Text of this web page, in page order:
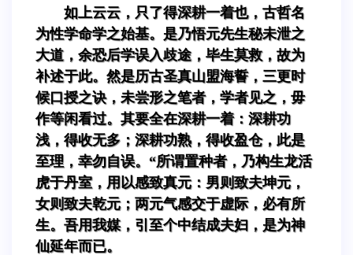
如上云云，只了得深耕一着也，古哲名
为性学命学之始基。是乃悟元先生秘未泄之
大道，余恐后学误入歧途，毕生莫救，故为
补述于此。然是历古圣真山盟海誓，三更时
候口授之诀，未尝形之笔者，学者见之，毋
作等闲看过。其要全在深耕一着：深耕功
浅，得收无多；深耕功熟，得收盈仓，此是
至理，幸勿自误。“所谓置种者，乃构生龙活
虎于丹室，用以感致真元：男则致夫坤元，
女则致夫乾元；两元气感交于虚际，必有所
生。吾用我媒，引至个中结成夫妇，是为神
仙延年而已。